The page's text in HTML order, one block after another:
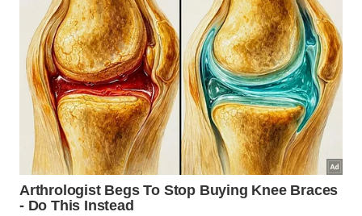
aceitam quase qualquer óleo neutro, mas é
importante reforçar o processo sempre que a
superfície clarear, perder brilho ou voltar a grudar
durante o preparo.